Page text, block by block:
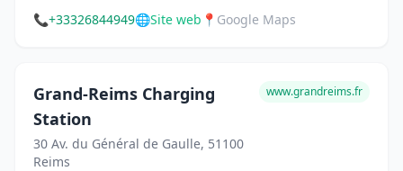
📞+33326844949🌐Site web 📍 Google Maps
Grand-Reims Charging
Station
30 Av. du Général de Gaulle, 51100
Reims
www.grandreims.fr